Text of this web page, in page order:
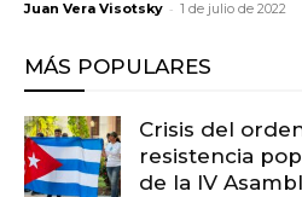
Juan Vera Visotsky - 1 de julio de 2022
MÁS POPULARES
Crisis del
resistencia
de la IV